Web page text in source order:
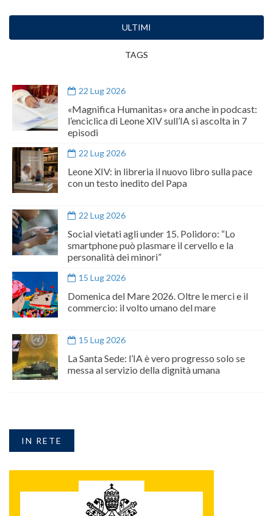
ULTIMI
TAGS
22 Lug 2026
«Magnifica Humanitas» ora anche in podcast:
l’enciclica di Leone XIV sull’IA si ascolta in 7
episodi
22 Lug 2026
Leone XIV: in libreria il nuovo libro sulla pace
con un testo inedito del Papa
22 Lug 2026
Social vietati agli under 15. Polidoro: “Lo
smartphone può plasmare il cervello e la
personalità dei minori”
15 Lug 2026
Domenica del Mare 2026. Oltre le merci e il
commercio: il volto umano del mare
15 Lug 2026
La Santa Sede: l’IA è vero progresso solo se
messa al servizio della dignità umana
IN RETE